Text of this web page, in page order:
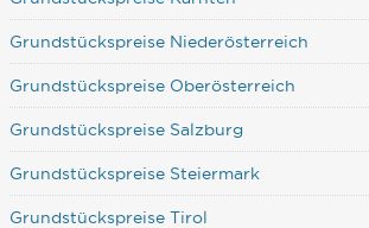
Grundstückspreise Niederösterreich
Grundstückspreise Oberösterreich
Grundstückspreise Salzburg
Grundstückspreise Steiermark
Grundstückspreise Tirol